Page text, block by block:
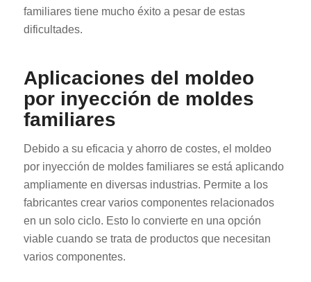
familiares tiene mucho éxito a pesar de estas
dificultades.
Aplicaciones del moldeo
por inyección de moldes
familiares
Debido a su eficacia y ahorro de costes, el moldeo
por inyección de moldes familiares se está aplicando
ampliamente en diversas industrias. Permite a los
fabricantes crear varios componentes relacionados
en un solo ciclo. Esto lo convierte en una opción
viable cuando se trata de productos que necesitan
varios componentes.